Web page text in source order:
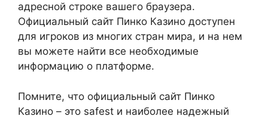
адресной строке вашего браузера.
Официальный сайт Пинко Казино доступен
для игроков из многих стран мира, и на нем
вы можете найти все необходимые
информацию о платформе.
Помните, что официальный сайт Пинко
Казино – это safest и наиболее надежный